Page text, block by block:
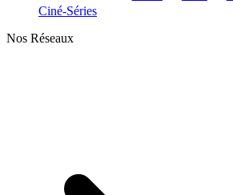
Ciné-Séries
Nos Réseaux